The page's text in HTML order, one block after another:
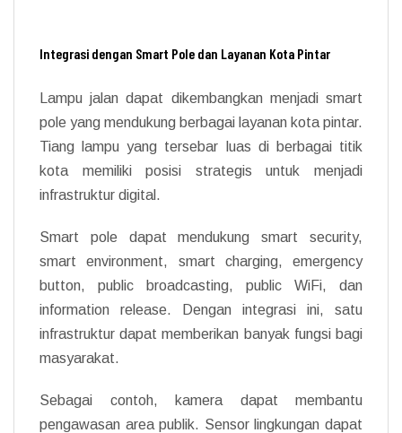
Integrasi dengan Smart Pole dan Layanan Kota Pintar
Lampu jalan dapat dikembangkan menjadi smart
pole yang mendukung berbagai layanan kota pintar.
Tiang lampu yang tersebar luas di berbagai titik
kota memiliki posisi strategis untuk menjadi
infrastruktur digital.
Smart pole dapat mendukung smart security,
smart environment, smart charging, emergency
button, public broadcasting, public WiFi, dan
information release. Dengan integrasi ini, satu
infrastruktur dapat memberikan banyak fungsi bagi
masyarakat.
Sebagai contoh, kamera dapat membantu
pengawasan area publik. Sensor lingkungan dapat